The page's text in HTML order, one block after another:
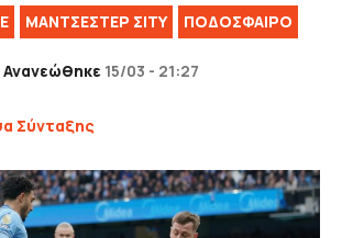
ΜΑΝΤΣΕΣΤΕΡ ΣΙΤΥ ΠΟΔΟΣΦΑΙΡΟ
Ανανεώθηκε 15/03 - 21:27
Σύνταξης